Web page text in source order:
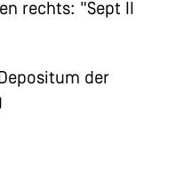
rechts: "Sept II
der